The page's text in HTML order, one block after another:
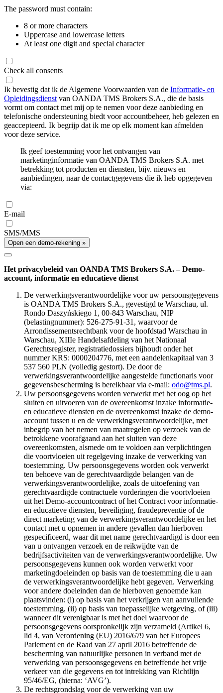
The password must contain:
8 or more characters
Uppercase and lowercase letters
At least one digit and special character
Check all consents
Ik bevestig dat ik de Algemene Voorwaarden van de Informatie- en
Opleidingsdienst van OANDA TMS Brokers S.A., die de basis
vormt om contact met mij op te nemen voor deze aanbieding en
telefonische ondersteuning biedt voor accountbeheer, heb gelezen en
geaccepteerd. Ik begrijp dat ik me op elk moment kan afmelden
voor deze service.
Ik geef toestemming voor het ontvangen van
marketinginformatie van OANDA TMS Brokers S.A. met
betrekking tot producten en diensten, bijv. nieuws en
aanbiedingen, naar de contactgegevens die ik heb opgegeven
via:
E-mail
SMS/MMS
Open een demo-rekening »
Het privacybeleid van OANDA TMS Brokers S.A. – Demo-
account, informatie en educatieve dienst
De verwerkingsverantwoordelijke voor uw persoonsgegevens
is OANDA TMS Brokers S.A., gevestigd te Warschau, ul.
Rondo Daszyńskiego 1, 00-843 Warschau, NIP
(belastingnummer): 526-275-91-31, waarvoor de
Arrondissementsrechtbank voor de hoofdstad Warschau in
Warschau, XIIIe Handelsafdeling van het Nationaal
Gerechtsregister, registratiedossiers bijhoudt onder het
nummer KRS: 0000204776, met een aandelenkapitaal van 3
537 560 PLN (volledig gestort). De door de
verwerkingsverantwoordelijke aangestelde functionaris voor
gegevensbescherming is bereikbaar via e-mail: odo@tms.pl.
Uw persoonsgegevens worden verwerkt met het oog op het
sluiten en uitvoeren van de overeenkomst inzake informatie-
en educatieve diensten en de overeenkomst inzake de demo-
account tussen u en de verwerkingsverantwoordelijke, met
inbegrip van het nemen van maatregelen op verzoek van de
betrokkene voorafgaand aan het sluiten van deze
overeenkomsten, alsmede om te voldoen aan verplichtingen
die voortvloeien uit regelgeving inzake de verwerking van
toestemming. Uw persoonsgegevens worden ook verwerkt
ten behoeve van de gerechtvaardigde belangen van de
verwerkingsverantwoordelijke, zoals de uitoefening van
gerechtvaardigde contractuele vorderingen die voortvloeien
uit het Demo-accountcontract of het Contract voor informatie-
en educatieve diensten, beveiliging, fraudepreventie of de
direct marketing van de verwerkingsverantwoordelijke en het
contact met u opnemen in andere gevallen dan hierboven
gespecificeerd, waar dit met name gerechtvaardigd is door een
van u ontvangen verzoek en de reikwijdte van de
bedrijfsactiviteiten van de verwerkingsverantwoordelijke. Uw
persoonsgegevens kunnen ook worden verwerkt voor
marketingdoeleinden op basis van de toestemming die u aan
de verwerkingsverantwoordelijke hebt gegeven. Verwerking
voor andere doeleinden dan de hierboven genoemde kan
plaatsvinden: (i) op basis van het verkrijgen van aanvullende
toestemming, (ii) op basis van toepasselijke wetgeving, of (iii)
wanneer dit verenigbaar is met het doel waarvoor de
persoonsgegevens oorspronkelijk zijn verzameld (Artikel 6,
lid 4, van Verordening (EU) 2016/679 van het Europees
Parlement en de Raad van 27 april 2016 betreffende de
bescherming van natuurlijke personen in verband met de
verwerking van persoonsgegevens en betreffende het vrije
verkeer van die gegevens en tot intrekking van Richtlijn
95/46/EG, (hierna: ‘AVG’).
De rechtsgrondslag voor de verwerking van uw